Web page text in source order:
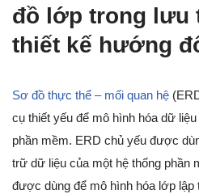
đồ lớp trong lưu
thiết kế hướng
Sơ đồ thực thể – mối quan hệ
cụ thiết yếu để mô hình hóa dữ
phần mềm. ERD chủ yếu được
trữ dữ liệu của một hệ thống phần
được dùng để mô hình hóa lớp